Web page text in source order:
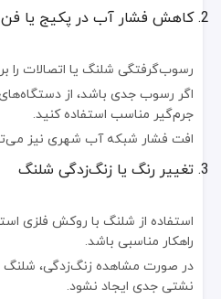
کاهش فشار آب در پکیج یا
رسوب‌گرفتگی شلنگ یا اتصالات را
اگر رسوب جدی باشد، از
جرم‌گیر مناسب استفاده کنید.
افت فشار شبکه آب شهری نیز
تغییر رنگ یا زنگ‌زدگی شلنگ
استفاده از شلنگ با روکش فلزی
راهکار مناسبی باشد.
در صورت مشاهده زنگ‌زدگی، شلنگ
نشتی جدی ایجاد نشود.